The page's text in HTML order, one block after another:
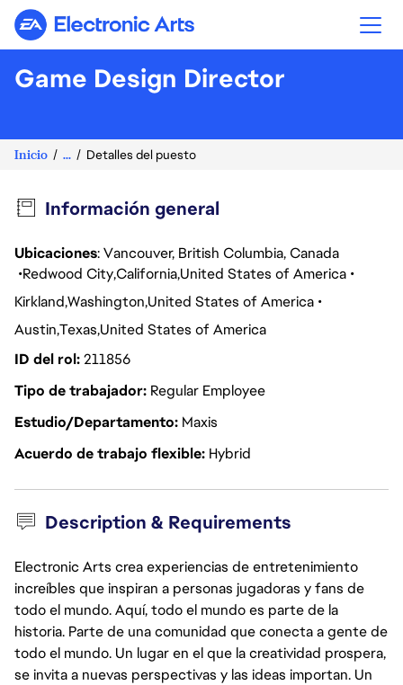
Electronic Arts
Game Design Director
Inicio ... Detalles del puesto
Información general
Ubicaciones: Vancouver, British Columbia, Canada
Redwood CityCaliforniaUnited States of America
KirklandWashington United States of America
AustinTexas United States of America
ID del rol211856
Tipo de trabajador Regular Employee
Estudio/Departamento Maxis
Acuerdo de trabajo flexible Hybrid
Description & Requirements
Electronic Arts crea experiencias de entretenimiento
increíbles que inspiran a personas jugadoras y fans de
todo el mundo. Aquí, todo el mundo es parte de la
historia. Parte de una comunidad que conecta a gente de
todo el mundo. Un lugar en el que la creatividad prospera,
se invita a nuevas perspectivas y las ideas importan. Un